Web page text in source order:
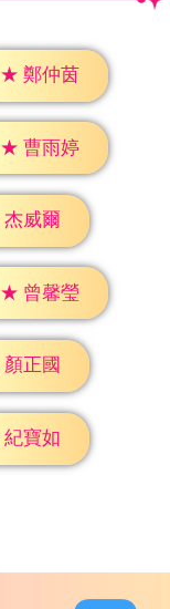
★ 鄭仲茵
★ 曹雨婷
杰威爾
★ 曾馨瑩
顏正國
紀寶如